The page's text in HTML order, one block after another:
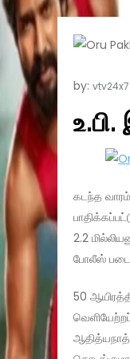
by: vtv24x7
கடந்த
2.2
போலீஸ்
50
ஆதித்யநாத்